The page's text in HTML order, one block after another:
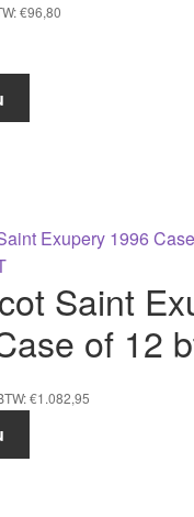
€96,80
Saint
of 12
€1.082,95